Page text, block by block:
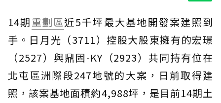
14期重劃區近5千坪最大基地開發案建照到
手。日月光（3711）控股大股東擁有的宏璟
（2527）與鼎固-KY（2923）共同持有位在
北屯區洲際段247地號的大案，日前取得建
照，該案基地面積約4,988坪，是目前14期土